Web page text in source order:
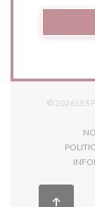
© 2026 LES